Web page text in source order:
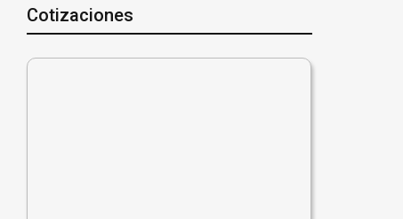
Cotizaciones